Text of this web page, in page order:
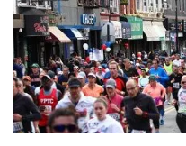
Se queres salvar o mundo,